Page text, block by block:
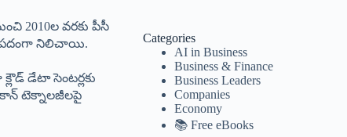
2010ల వరకు పీసీ
నిలిచాయి.
డేటా సెంటర్లకు
టెక్నాలజీలపై
Categories
AI in Business
Business & Finance
Business Leaders
Companies
Economy
📚 Free eBooks